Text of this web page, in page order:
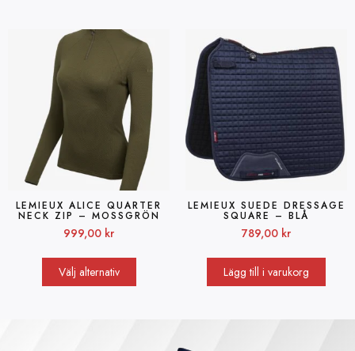
LEMIEUX ALICE QUARTER
NECK ZIP – MOSSGRÖN
999,00 kr
Välj alternativ
LEMIEUX SUEDE DRESSAGE
SQUARE – BLÅ
789,00 kr
Lägg till i varukorg